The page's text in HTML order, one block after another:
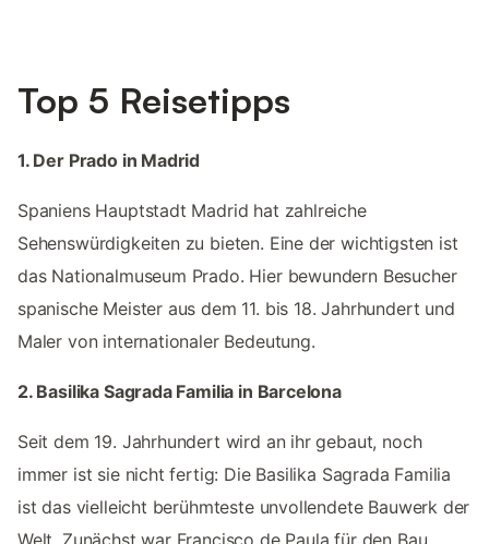
Top 5 Reisetipps
1. Der Prado in Madrid
Spaniens Hauptstadt Madrid hat zahlreiche
Sehenswürdigkeiten zu bieten. Eine der wichtigsten ist
das Nationalmuseum Prado. Hier bewundern Besucher
spanische Meister aus dem 11. bis 18. Jahrhundert und
Maler von internationaler Bedeutung.
2. Basilika Sagrada Familia in Barcelona
Seit dem 19. Jahrhundert wird an ihr gebaut, noch
immer ist sie nicht fertig: Die Basilika Sagrada Familia
ist das vielleicht berühmteste unvollendete Bauwerk der